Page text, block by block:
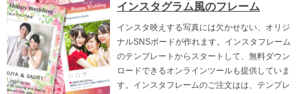
インスタグラム風のフレーム
インスタ映えする写真には欠かせない、オリジ
ナルSNSボードが作れます。インスタフレーム
のテンプレートからスタートして、無料ダウン
ロードできるオンラインツールも提供していま
す。インスタフレームのご注文はは、テンプレ